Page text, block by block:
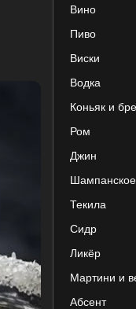
Вино
Пиво
Виски
Водка
Коньяк и
Ром
Джин
Шампанское
Текила
Сидр
Ликёр
Мартини и
Абсент